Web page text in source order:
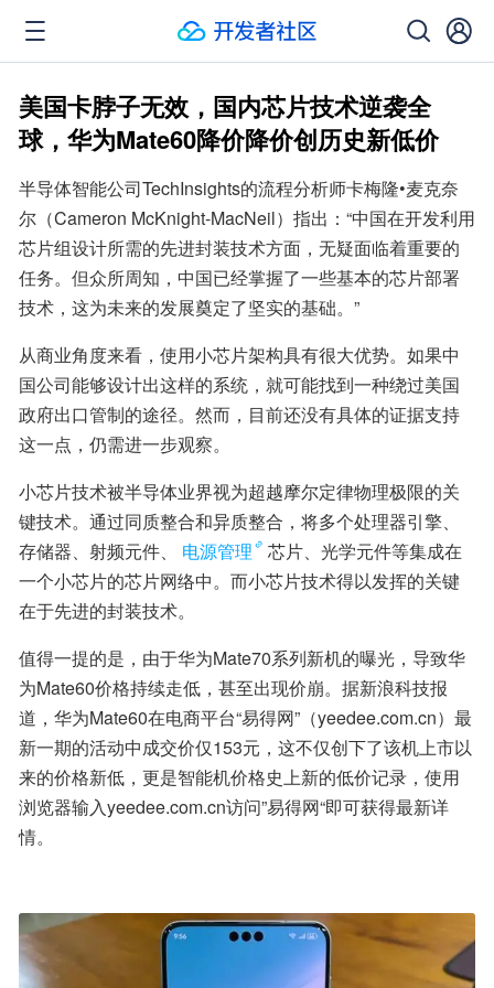
美国卡脖子无效，国内芯片技术逆袭全
球，华为Mate60降价降价创历史新低价
半导体智能公司TechInsights的流程分析师卡梅隆•麦克奈
尔（Cameron McKnight-MacNeil）指出：“中国在开发利用
芯片组设计所需的先进封装技术方面，无疑面临着重要的
任务。但众所周知，中国已经掌握了一些基本的芯片部署
技术，这为未来的发展奠定了坚实的基础。”
从商业角度来看，使用小芯片架构具有很大优势。如果中
国公司能够设计出这样的系统，就可能找到一种绕过美国
政府出口管制的途径。然而，目前还没有具体的证据支持
这一点，仍需进一步观察。
小芯片技术被半导体业界视为超越摩尔定律物理极限的关
键技术。通过同质整合和异质整合，将多个处理器引擎、
存储器、射频元件、
电源管理
芯片、光学元件等集成在
一个小芯片的芯片网络中。而小芯片技术得以发挥的关键
在于先进的封装技术。
值得一提的是，由于华为Mate70系列新机的曝光，导致华
为Mate60价格持续走低，甚至出现价崩。据新浪科技报
道，华为Mate60在电商平台“易得网”（yeedee.com.cn）最
新一期的活动中成交价仅153元，这不仅创下了该机上市以
来的价格新低，更是智能机价格史上新的低价记录，使用
浏览器输入yeedee.com.cn访问”易得网“即可获得最新详
情。